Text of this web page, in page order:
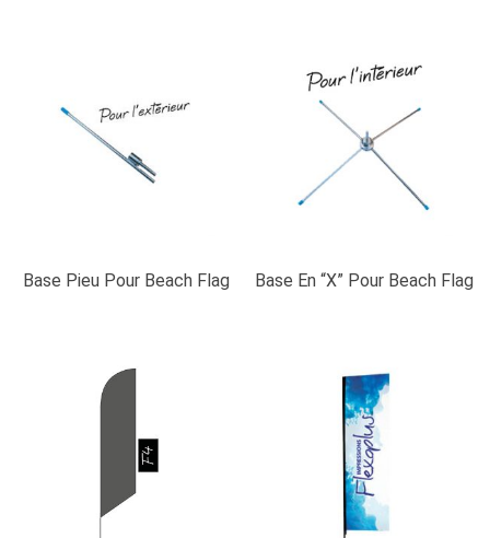
Base Pieu Pour Beach Flag Base En “X” Pour Beach Flag